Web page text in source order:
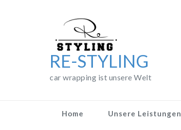
RE-STYLING
car wrapping ist unsere Welt
Home Unsere Leistungen